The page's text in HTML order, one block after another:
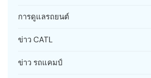
การดูแลรถยนต์
ข่าว CATL
ข่าว รถแคมป์